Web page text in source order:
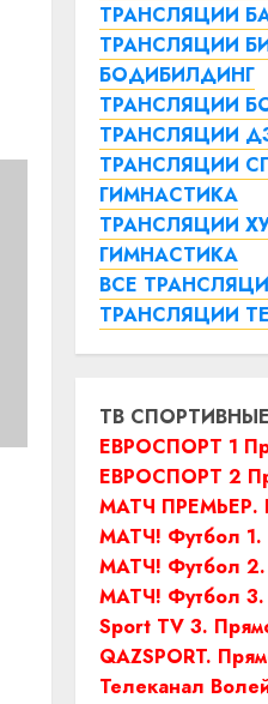
ТРАНСЛЯЦИИ
ТРАНСЛЯЦИИ
БОДИБИЛДИНГ
ТРАНСЛЯЦИИ
ТРАНСЛЯЦИИ
ТРАНСЛЯЦИИ
ГИМНАСТИКА
ТРАНСЛЯЦИИ
ГИМНАСТИКА
ВСЕ
ТРАНСЛЯЦИИ
ТВ
ЕВРОСПОРТ 1
ЕВРОСПОРТ 2
МАТЧ ПРЕМЬЕР.
МАТЧ! Футбол 1.
МАТЧ! Футбол
МАТЧ! Футбол 3.
Sport TV 3.
QAZSPORT.
Телеканал